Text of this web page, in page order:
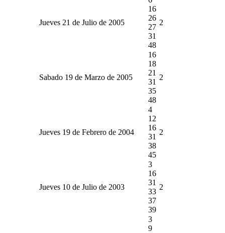
Jueves 21 de Julio de 2005
16
26
27
31
48
2
Sabado 19 de Marzo de 2005
16
18
21
31
35
48
2
Jueves 19 de Febrero de 2004
4
12
16
31
38
45
2
Jueves 10 de Julio de 2003
3
16
31
33
37
39
2
3
9